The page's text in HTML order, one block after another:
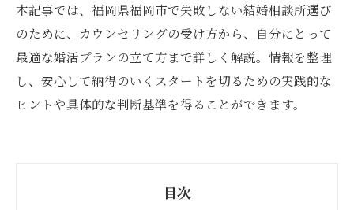
本記事では、福岡県福岡市で失敗しない結婚相談所選び
のために、カウンセリングの受け方から、自分にとって
最適な婚活プランの立て方まで詳しく解説。情報を整理
し、安心して納得のいくスタートを切るための実践的な
ヒントや具体的な判断基準を得ることができます。
目次